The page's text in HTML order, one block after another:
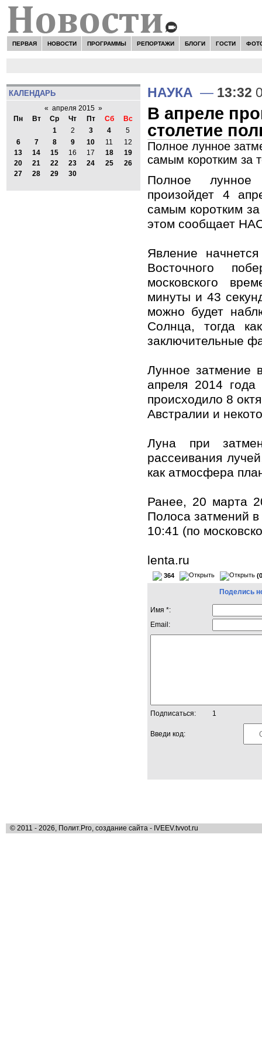
ПЕРВАЯ НОВОСТИ ПРОГРАММЫ РЕПОРТАЖИ БЛОГИ ГОСТИ
КАЛЕНДАРЬ
« апреля 2015 »
Пн
Вт Ср Чт Пт Сб
Вс
1
2 3 4
5
6
7 8 9 10 11
12
13
14 15 16 17 18
19
20
21 22 23 24 25
26
27
28 29 30
НАУКА — 13:32
В апреле
столетие
Полное лунное
самым коротким за
Полное лунное
произойдет 4
самым коротким
этом сообщает
Явление
Восточного
московского
минуты и 43
можно будет
Солнца, тогда
заключительные
Лунное затмение
апреля 2014
происходило 8
Австралии и
Луна при
рассеивания
как атмосфера
Ранее, 20 марта
Полоса затмений
10:41 (по
lenta.ru
364
Поделись
Имя *:
Email:
Подписаться: 1
Введи код:
© 2011 - 2026, Полит.Pro, создание сайта - IVEEV.tvvot.ru